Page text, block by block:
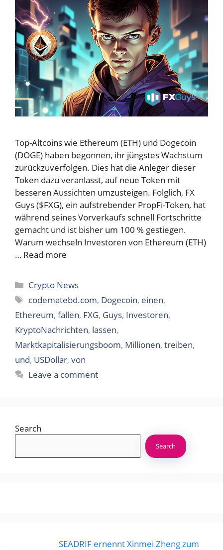
Top-Altcoins wie Ethereum (ETH) und Dogecoin
(DOGE) haben begonnen, ihr jüngstes Wachstum
zurückzuverfolgen. Dies hat die Anleger dieser
Token dazu veranlasst, auf neue Token mit
besseren Aussichten umzusteigen. Folglich, FX
Guys ($FXG), ein aufstrebender PropFi-Token, hat
während seines Vorverkaufs schnell Fortschritte
gemacht und ist bisher um 100 % gestiegen.
Warum wechseln Investoren von Ethereum (ETH)
… Read more
Categories
Crypto News
Tags
codematebd.com, Dogecoin, einen,
Ethereum, fallen, FXG, Guys, Investoren,
KryptoNachrichten, lassen,
Marktkapitalisierungsboom, Millionen, treiben,
und, USDollar, von
Leave a comment
Search
Search
SEADRIF ernennt Xinmei Zheng zum